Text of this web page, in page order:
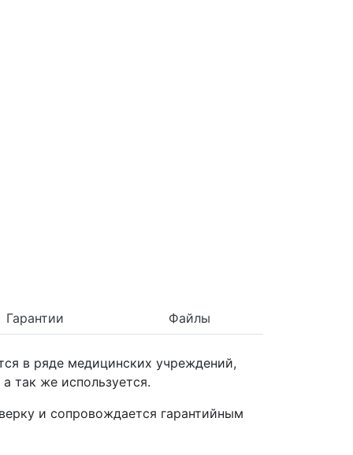
Гарантии Файлы
в ряде медицинских учреждений,
так же используется.
и сопровождается гарантийным